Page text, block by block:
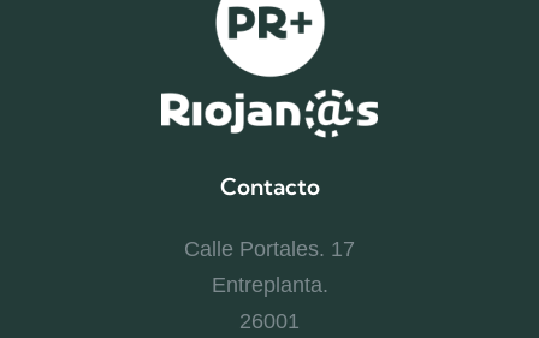
Contacto
Calle Portales. 17
Entreplanta.
26001